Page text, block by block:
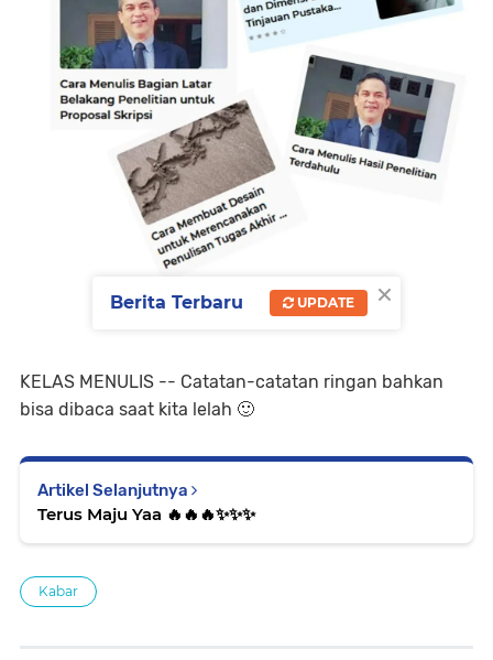
KELAS MENULIS -- Catatan-catatan ringan bahkan
bisa dibaca saat kita lelah 🙂
Artikel Selanjutnya
Terus Maju Yaa 🔥🔥🔥✨️✨️✨️
Kabar
×
Berita Terbaru UPDATE